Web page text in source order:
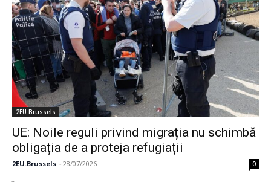
2EU.Brussels
UE: Noile reguli privind migrația nu schimbă
obligația de a proteja refugiații
2EU.Brussels - 28/07/2026 0